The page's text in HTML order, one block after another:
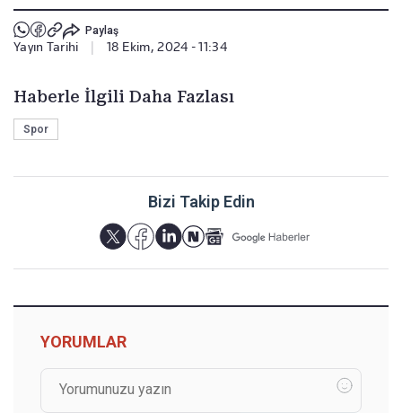
Paylaş
Yayın Tarihi | 18 Ekim, 2024 - 11:34
Haberle İlgili Daha Fazlası
Spor
Bizi Takip Edin
YORUMLAR